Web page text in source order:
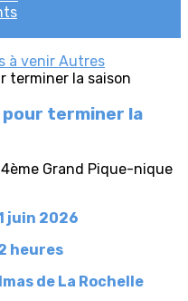
à venir Autres
terminer la
4ème Grand Pique-nique
juin 2026
heures
de La Rochelle